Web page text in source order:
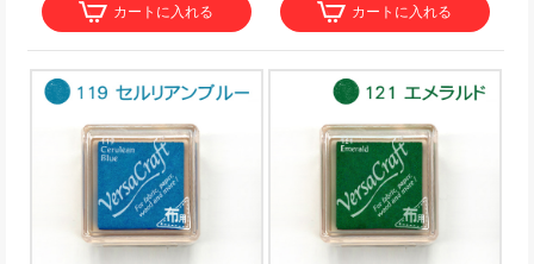
カートに入れる カートに入れる